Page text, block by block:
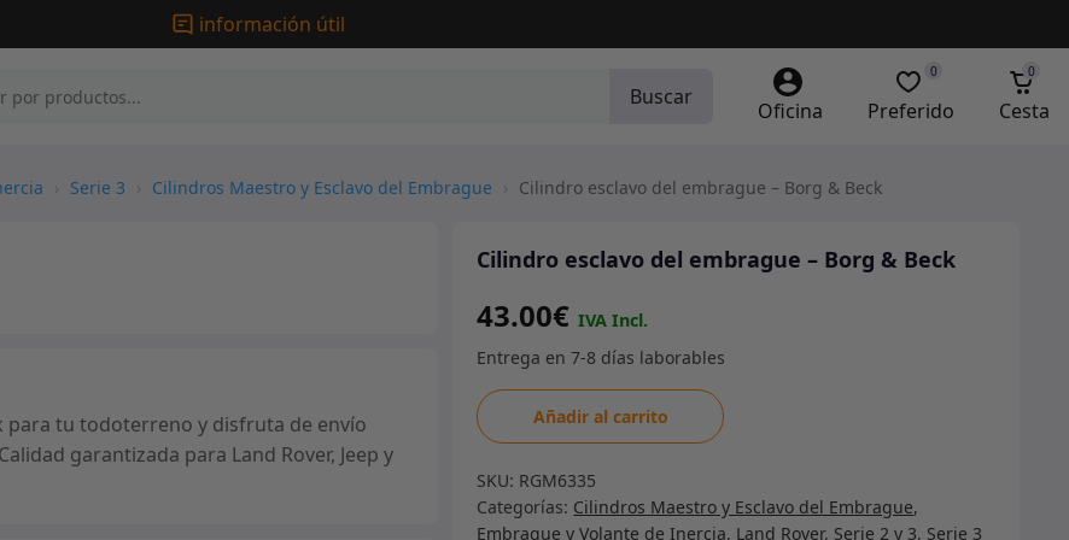
información útil
Buscar
Oficina Preferido
0
Cesta
0
› Serie 3 › Cilindros Maestro y Esclavo del Embrague › Cilindro esclavo del embrague – Borg & Beck
para tu todoterreno y disfruta de envío
garantizada para Land Rover, Jeep y
Cilindro esclavo del embrague – Borg & Beck
43.00€
Cilindro
esclavo
embrague
-
Añadir al carrito
SKU: RGM6335
Categorías: Cilindros Maestro y Esclavo del Embrague,
Embrague y Volante de Inercia, Land Rover, Serie 2 y 3, Serie 3